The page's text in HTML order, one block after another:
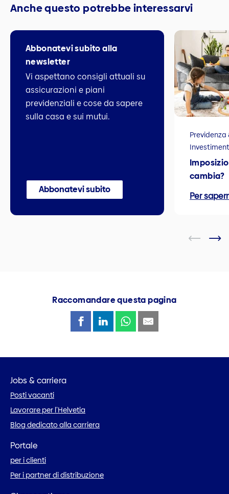
Anche questo potrebbe interessarvi
Abbonatevi subito alla
newsletter
Vi aspettano consigli attuali su
assicurazioni e piani
previdenziali e cose da sapere
sulla casa e sui mutui.
Abbonatevi subito
Previdenza
cambia?
Per
Raccomandare questa pagina
Jobs & carriera
Posti vacanti
Lavorare per l’Helvetia
Blog dedicato alla carriera
Portale
per i clienti
Per i partner di distribuzione